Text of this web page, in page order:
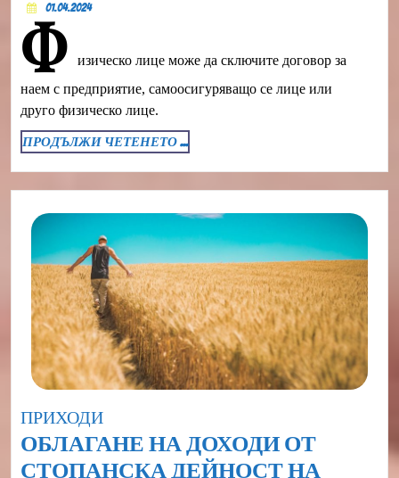
ФИЗИЧЕСКО
ЛИЦЕ
01.04.2024
Ф
изическо лице може да сключите договор за
наем с предприятие, самоосигуряващо се лице или
друго физическо лице.
ПРОДЪЛЖИ ЧЕТЕНЕТО ...ПРОДЪЛЖИ
ПРИХОДИCategory
ОБЛАГАНЕ НА ДОХОДИ ОТ
СТОПАНСКА ДЕЙНОСТ НА